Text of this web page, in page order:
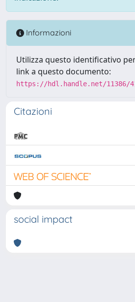
Informazioni
Utilizza questo identificativo
link a questo documento:
https://hdl.handle.net/11386/
Citazioni
social impact